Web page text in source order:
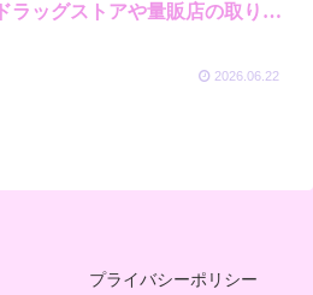
ドラッグストアや量販店の取り扱
2026.06.22
プライバシーポリシー